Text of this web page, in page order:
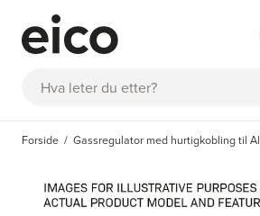
Søk
Forside Gassregulator med hurtigkobling til